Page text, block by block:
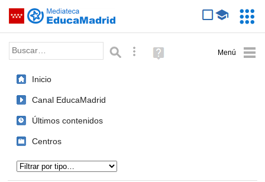
Saltar navegación
Palabra o frase: Búsqueda avanzada
Ayuda
(en
Inicio
Canal EducaMadrid
Últimos contenidos
Centros